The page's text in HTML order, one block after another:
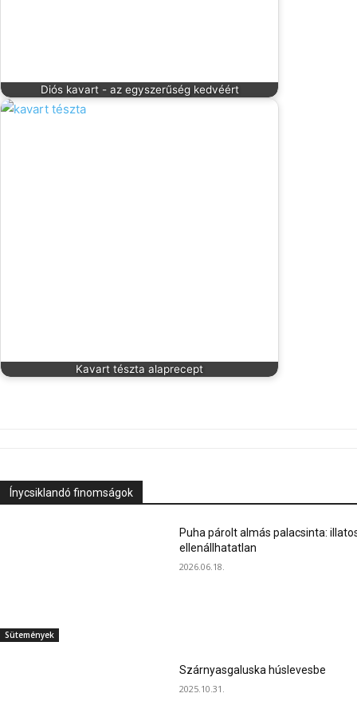
Diós kavart - az egyszerűség kedvéért
Kavart tészta alaprecept
Ínycsiklandó finomságok
Sütemények
Puha párolt almás palacsinta:
ellenállhatatlan
2026.06.18.
Szárnyasgaluska húslevesbe
2025.10.31.